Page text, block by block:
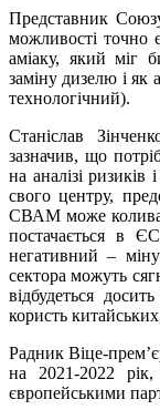
Представник
можливості точно
аміаку, який міг
заміну дизелю і
технологічний).
Станіслав
зазначив, що
на аналізі
свого центру,
СВАМ може
постачається в
негативний –
сектора можуть
відбудеться
користь
Радник Віце-
на 2021-2022
європейськими